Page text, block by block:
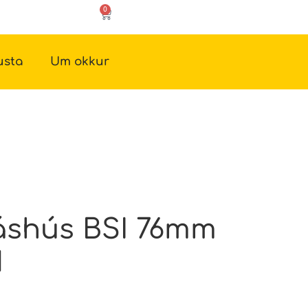
0
Um okkur
BSI 76mm